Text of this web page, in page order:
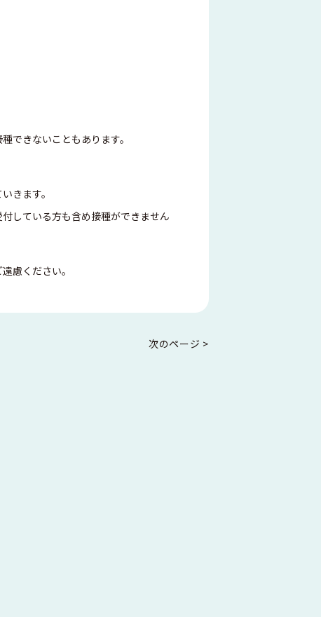
できないこともあります。
きます。
している方も含め接種ができません
慮ください。
次のページ >